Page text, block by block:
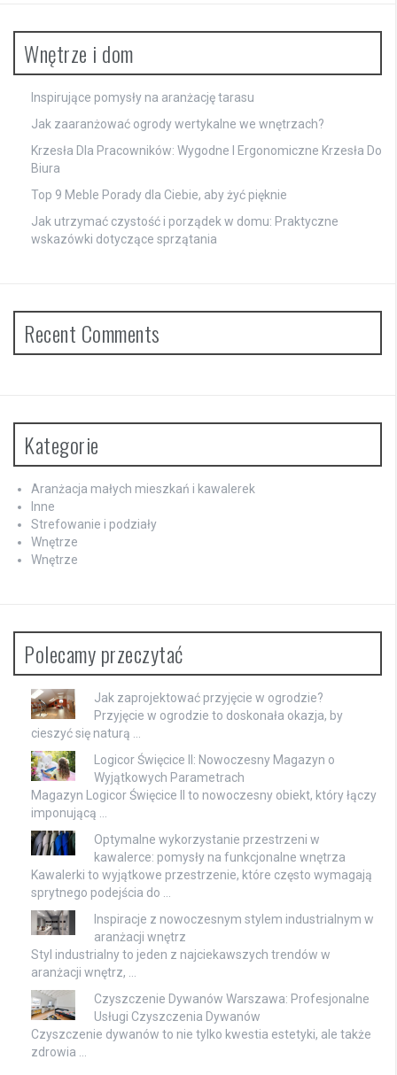
Wnętrze i dom
Inspirujące pomysły na aranżację tarasu
Jak zaaranżować ogrody wertykalne we wnętrzach?
Krzesła Dla Pracowników: Wygodne I Ergonomiczne Krzesła Do
Biura
Top 9 Meble Porady dla Ciebie, aby żyć pięknie
Jak utrzymać czystość i porządek w domu: Praktyczne
wskazówki dotyczące sprzątania
Recent Comments
Kategorie
Aranżacja małych mieszkań i kawalerek
Inne
Strefowanie i podziały
Wnętrze
Wnętrze
Polecamy przeczytać
Jak zaprojektować przyjęcie w ogrodzie?
Przyjęcie w ogrodzie to doskonała okazja, by
cieszyć się naturą …
Logicor Święcice II: Nowoczesny Magazyn o
Wyjątkowych Parametrach
Magazyn Logicor Święcice II to nowoczesny obiekt, który łączy
imponującą …
Optymalne wykorzystanie przestrzeni w
kawalerce: pomysły na funkcjonalne wnętrza
Kawalerki to wyjątkowe przestrzenie, które często wymagają
sprytnego podejścia do …
Inspiracje z nowoczesnym stylem industrialnym w
aranżacji wnętrz
Styl industrialny to jeden z najciekawszych trendów w
aranżacji wnętrz, …
Czyszczenie Dywanów Warszawa: Profesjonalne
Usługi Czyszczenia Dywanów
Czyszczenie dywanów to nie tylko kwestia estetyki, ale także
zdrowia …